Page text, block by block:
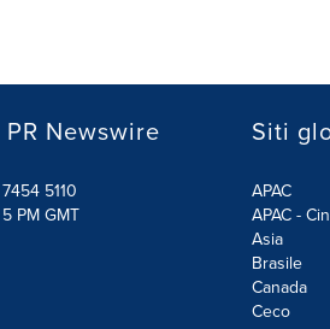
Newswire
5110
PM GMT
Siti
APAC
APAC -
Asia
Brasile
Canada
Ceco